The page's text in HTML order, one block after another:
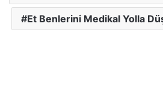
Et Benlerini Medikal Yolla